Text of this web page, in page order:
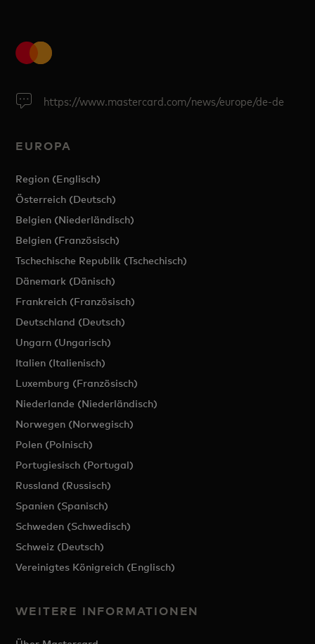
https://www.mastercard.com/news/europe/de-de
EUROPA
Region (Englisch)
Österreich (Deutsch)
Belgien (Niederländisch)
Belgien (Französisch)
Tschechische Republik (Tschechisch)
Dänemark (Dänisch)
Frankreich (Französisch)
Deutschland (Deutsch)
Ungarn (Ungarisch)
Italien (Italienisch)
Luxemburg (Französisch)
Niederlande (Niederländisch)
Norwegen (Norwegisch)
Polen (Polnisch)
Portugiesisch (Portugal)
Russland (Russisch)
Spanien (Spanisch)
Schweden (Schwedisch)
Schweiz (Deutsch)
Vereinigtes Königreich (Englisch)
WEITERE INFORMATIONEN